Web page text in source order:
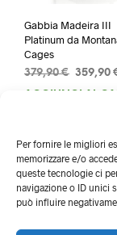
Per fornire le migliori
memorizzare e/o
queste tecnologie ci
navigazione o ID unici
può influire
Gabbia Madeira III
Platinum da
Cages
379,90€ Il
prezzo
359,90